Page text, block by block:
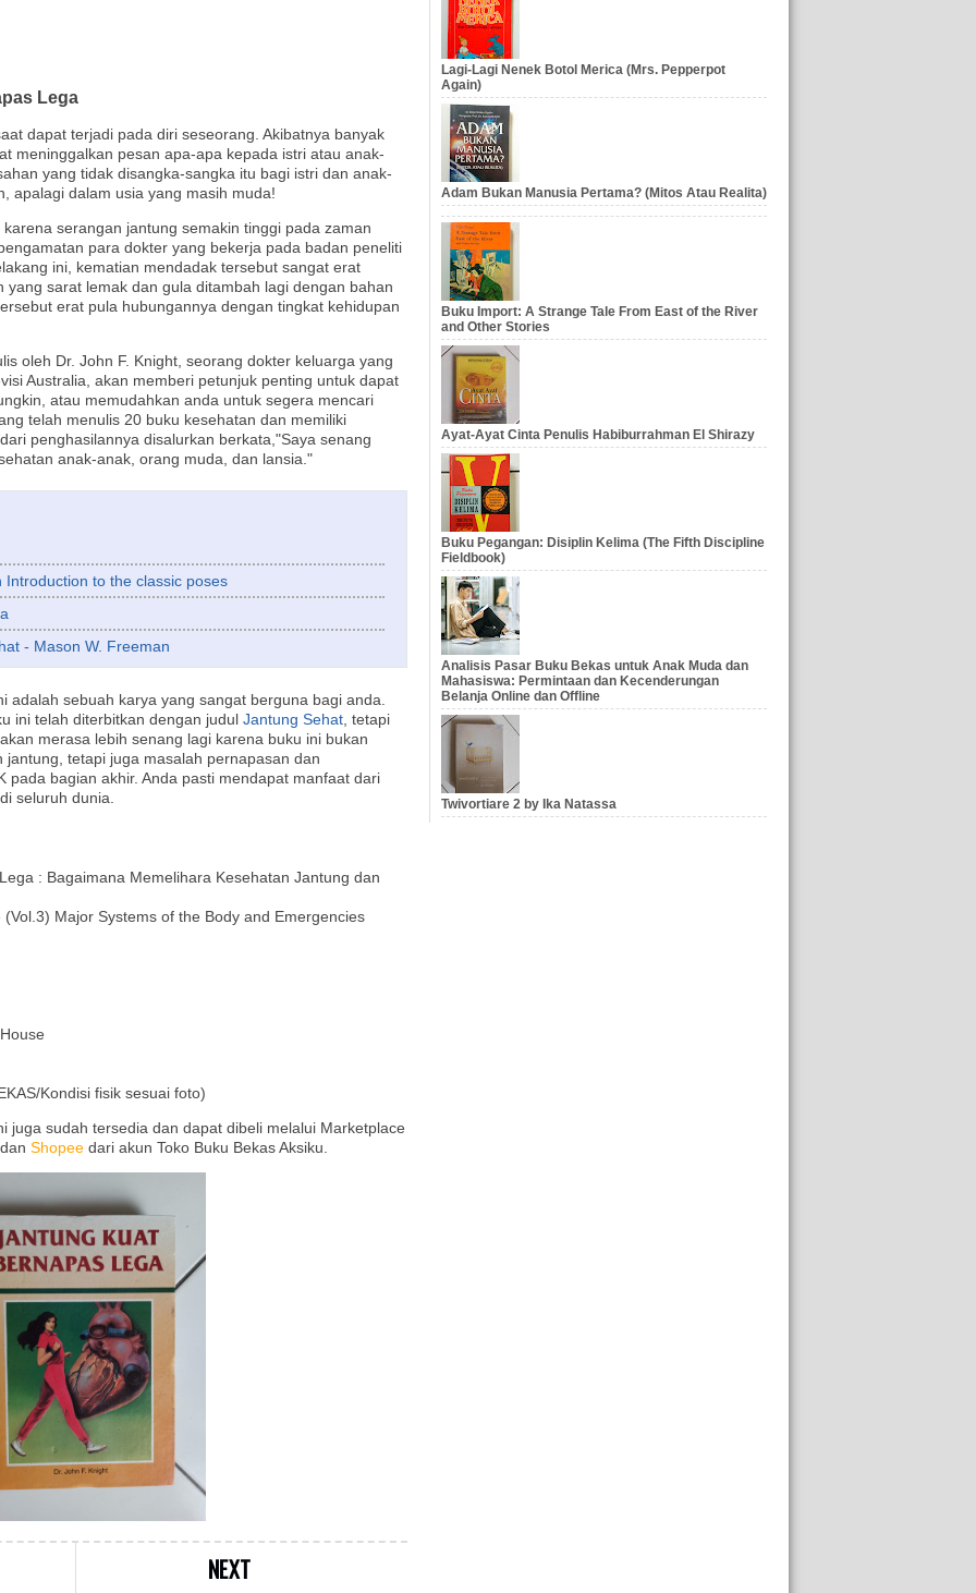
Lega
dapat terjadi pada diri seseorang. Akibatnya banyak
meninggalkan pesan apa-apa kepada istri atau anak-
yang tidak disangka-sangka itu bagi istri dan anak-
apalagi dalam usia yang masih muda!
serangan jantung semakin tinggi pada zaman
para dokter yang bekerja pada badan peneliti
ini, kematian mendadak tersebut sangat erat
sarat lemak dan gula ditambah lagi dengan bahan
erat pula hubungannya dengan tingkat kehidupan
oleh Dr. John F. Knight, seorang dokter keluarga yang
Australia, akan memberi petunjuk penting untuk dapat
atau memudahkan anda untuk segera mencari
telah menulis 20 buku kesehatan dan memiliki
penghasilannya disalurkan berkata,"Saya senang
anak-anak, orang muda, dan lansia."
to the classic poses
- Mason W. Freeman
adalah sebuah karya yang sangat berguna bagi anda.
ini telah diterbitkan dengan judul Jantung Sehat , tetapi
merasa lebih senang lagi karena buku ini bukan
tetapi juga masalah pernapasan dan
pada bagian akhir. Anda pasti mendapat manfaat dari
seluruh dunia.
: Bagaimana Memelihara Kesehatan Jantung dan
Major Systems of the Body and Emergencies
Kondisi fisik sesuai foto)
juga sudah tersedia dan dapat dibeli melalui Marketplace
Shopee dari akun Toko Buku Bekas Aksiku.
NEXT
Lagi-Lagi Nenek Botol Merica (Mrs. Pepperpot
Again)
Adam Bukan Manusia Pertama? (Mitos Atau Realita)
Buku Import: A Strange Tale From East of the River
and Other Stories
Ayat-Ayat Cinta Penulis Habiburrahman El Shirazy
Buku Pegangan: Disiplin Kelima (The Fifth Discipline
Fieldbook)
Analisis Pasar Buku Bekas untuk Anak Muda dan
Mahasiswa: Permintaan dan Kecenderungan
Belanja Online dan Offline
Twivortiare 2 by Ika Natassa